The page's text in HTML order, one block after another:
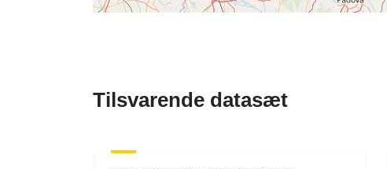
Tilsvarende datasæt